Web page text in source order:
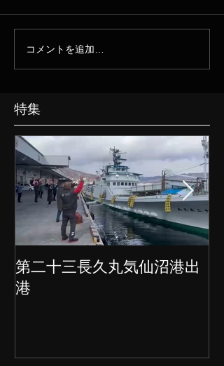
コメントを追加…
特集
第二十三長久丸気仙沼港出
港